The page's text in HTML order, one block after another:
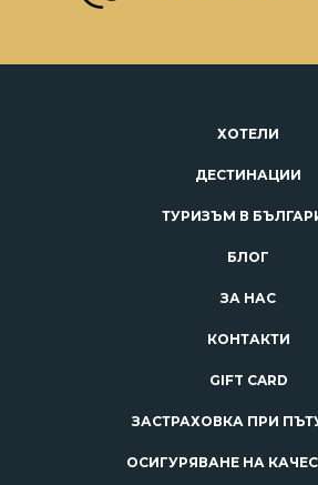
ХОТЕЛИ
ДЕСТИНАЦИИ
ТУРИЗЪМ В
БЛОГ
ЗА НАС
КОНТАКТИ
GIFT CARD
ЗАСТРАХОВКА ПРИ
ОСИГУРЯВАНЕ НА